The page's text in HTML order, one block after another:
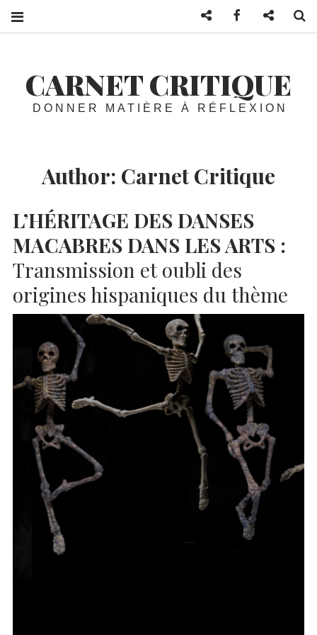
CARNET CRITIQUE
DONNER MATIÈRE À RÉFLEXION
Author: Carnet Critique
L’HÉRITAGE DES DANSES
MACABRES DANS LESARTS :
Transmission et oubli des
origines hispaniques du thème
Mail FacebookTwitter